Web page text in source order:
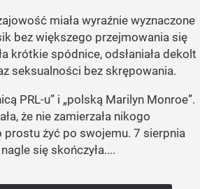
miała wyraźnie wyznaczone
bez większego przejmowania się
krótkie spódnice, odsłaniała dekolt
seksualności bez skrępowania.
PRL-u” i „polską Marilyn Monroe”.
że nie zamierzała nikogo
prostu żyć po swojemu. 7 sierpnia
się skończyła....